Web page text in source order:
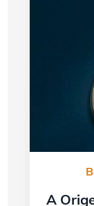
A